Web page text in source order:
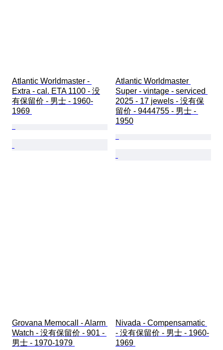
Atlantic Worldmaster -
Extra - cal. ETA 1100 - 没
有保留价 - 男士 - 1960-
1969
Atlantic Worldmaster
Super - vintage - serviced
2025 - 17 jewels - 没有保
留价 - 9444755 - 男士 -
1950
Grovana Memocall - Alarm
Watch - 没有保留价 - 901 -
男士 - 1970-1979
Nivada - Compensamatic
- 没有保留价 - 男士 - 1960-
1969